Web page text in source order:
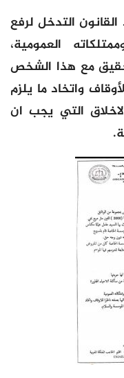
التدخل لرفع
العمومية،
مع هذا الشخص
واتخاد ما يلزم
التي يجب ان